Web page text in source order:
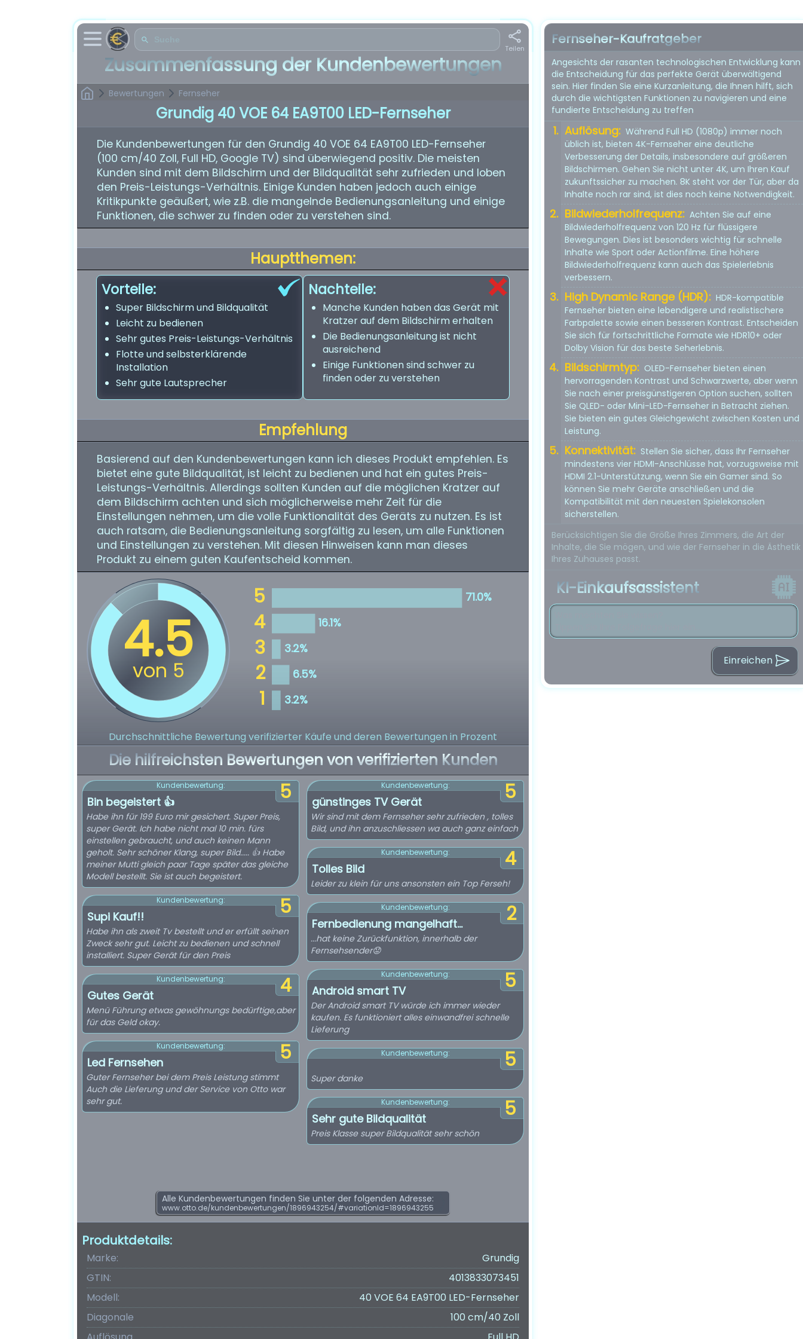
Teilen
Zusammenfassung der Kundenbewertungen
Bewertungen Fernseher
Grundig 40 VOE 64 EA9T00 LED-Fernseher
Die Kundenbewertungen für den Grundig 40 VOE 64 EA9T00 LED-Fernseher
(100 cm/40 Zoll, Full HD, Google TV) sind überwiegend positiv. Die meisten
Kunden sind mit dem Bildschirm und der Bildqualität sehr zufrieden und loben
den Preis-Leistungs-Verhältnis. Einige Kunden haben jedoch auch einige
Kritikpunkte geäußert, wie z.B. die mangelnde Bedienungsanleitung und einige
Funktionen, die schwer zu finden oder zu verstehen sind.
Hauptthemen:
Vorteile:
Super Bildschirm und Bildqualität
Leicht zu bedienen
Sehr gutes Preis-Leistungs-Verhältnis
Flotte und selbsterklärende
Installation
Sehr gute Lautsprecher
Nachteile:
Manche Kunden haben das Gerät mit
Kratzer auf dem Bildschirm erhalten
Die Bedienungsanleitung ist nicht
ausreichend
Einige Funktionen sind schwer zu
finden oder zu verstehen
Empfehlung
Basierend auf den Kundenbewertungen kann ich dieses Produkt empfehlen. Es
bietet eine gute Bildqualität, ist leicht zu bedienen und hat ein gutes Preis-
Leistungs-Verhältnis. Allerdings sollten Kunden auf die möglichen Kratzer auf
dem Bildschirm achten und sich möglicherweise mehr Zeit für die
Einstellungen nehmen, um die volle Funktionalität des Geräts zu nutzen. Es ist
auch ratsam, die Bedienungsanleitung sorgfältig zu lesen, um alle Funktionen
und Einstellungen zu verstehen. Mit diesen Hinweisen kann man dieses
Produkt zu einem guten Kaufentscheid kommen.
Durchschnittliche Bewertung verifizierter Käufe und deren Bewertungen in Prozent
Die hilfreichsten Bewertungen von verifizierten Kunden
5
Kundenbewertung:
Bin begeistert 👍
Habe ihn für 199 Euro mir gesichert. Super Preis,
super Gerät. Ich habe nicht mal 10 min. fürs
einstellen gebraucht, und auch keinen Mann
geholt. Sehr schöner Klang, super Bild..... 👍 Habe
meiner Mutti gleich paar Tage später das gleiche
Modell bestellt. Sie ist auch begeistert.
5
Kundenbewertung:
Supi Kauf!!
Habe ihn als zweit Tv bestellt und er erfüllt seinen
Zweck sehr gut. Leicht zu bedienen und schnell
installiert. Super Gerät für den Preis
4
Kundenbewertung:
Gutes Gerät
Menü Führung etwas gewöhnungs bedürftige,aber
für das Geld okay.
5
Kundenbewertung:
Led Fernsehen
Guter Fernseher bei dem Preis Leistung stimmt
Auch die Lieferung und der Service von Otto war
sehr gut.
5
Kundenbewertung:
günstinges TV Gerät
Wir sind mit dem Fernseher sehr zufrieden , tolles
Bild, und ihn anzuschliessen wa auch ganz einfach
4
Kundenbewertung:
Tolles Bild
Leider zu klein für uns ansonsten ein Top Ferseh!
2
Kundenbewertung:
Fernbedienung mangelhaft...
...hat keine Zurückfunktion, innerhalb der
Fernsehsender😟
5
Kundenbewertung:
Android smart TV
Der Android smart TV würde ich immer wieder
kaufen. Es funktioniert alles einwandfrei schnelle
Lieferung
5
Kundenbewertung:
Super danke
5
Kundenbewertung:
Sehr gute Bildqualität
Preis Klasse super Bildqualität sehr schön
Alle Kundenbewertungen finden Sie unter der folgenden Adresse:
www.otto.de/kundenbewertungen/1896943254/#variationId=1896943255
Produktdetails:
Marke:
Grundig
GTIN:
4013833073451
Modell:
40 VOE 64 EA9T00 LED-Fernseher
Diagonale
100 cm/40 Zoll
Fernseher-Kaufratgeber
Angesichts der rasanten technologischen Entwicklung kann
die Entscheidung für das perfekte Gerät überwältigend
sein. Hier finden Sie eine Kurzanleitung, die Ihnen hilft, sich
durch die wichtigsten Funktionen zu navigieren und eine
fundierte Entscheidung zu treffen
Auflösung: Während Full HD (1080p) immer noch
üblich ist, bieten 4K-Fernseher eine deutliche
Verbesserung der Details, insbesondere auf größeren
Bildschirmen. Gehen Sie nicht unter 4K, um Ihren Kauf
zukunftssicher zu machen. 8K steht vor der Tür, aber da
Inhalte noch rar sind, ist dies noch keine Notwendigkeit.
Bildwiederholfrequenz: Achten Sie auf eine
Bildwiederholfrequenz von 120 Hz für flüssigere
Bewegungen. Dies ist besonders wichtig für schnelle
Inhalte wie Sport oder Actionfilme. Eine höhere
Bildwiederholfrequenz kann auch das Spielerlebnis
verbessern.
High Dynamic Range (HDR): HDR-kompatible
Fernseher bieten eine lebendigere und realistischere
Farbpalette sowie einen besseren Kontrast. Entscheiden
Sie sich für fortschrittliche Formate wie HDR10+ oder
Dolby Vision für das beste Seherlebnis.
Bildschirmtyp: OLED-Fernseher bieten einen
hervorragenden Kontrast und Schwarzwerte, aber wenn
Sie nach einer preisgünstigeren Option suchen, sollten
Sie QLED- oder Mini-LED-Fernseher in Betracht ziehen.
Sie bieten ein gutes Gleichgewicht zwischen Kosten und
Leistung.
Konnektivität: Stellen Sie sicher, dass Ihr Fernseher
mindestens vier HDMI-Anschlüsse hat, vorzugsweise mit
HDMI 2.1-Unterstützung, wenn Sie ein Gamer sind. So
können Sie mehr Geräte anschließen und die
Kompatibilität mit den neuesten Spielekonsolen
sicherstellen.
Berücksichtigen Sie die Größe Ihres Zimmers, die Art der
Inhalte, die Sie mögen, und wie der Fernseher in die Ästhetik
Ihres Zuhauses passt.
KI-Einkaufsassistent
Einreichen